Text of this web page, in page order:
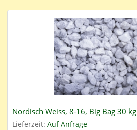
Nordisch Weiss, 8-16, Big Bag 30 kg
Lieferzeit: Auf Anfrage